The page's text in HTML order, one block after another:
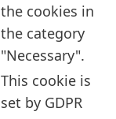
the cookies in
the category
"Necessary".
This cookie is
set by GDPR